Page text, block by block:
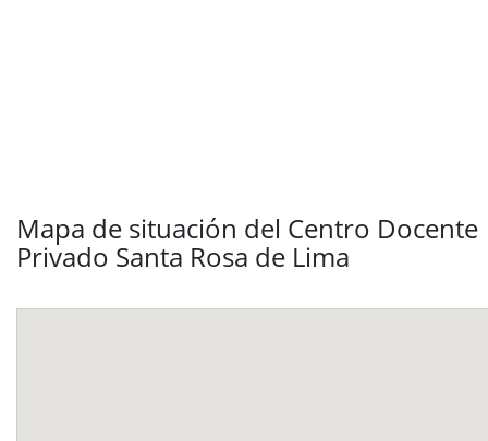
Mapa de situación del Centro Docente
Privado Santa Rosa de Lima